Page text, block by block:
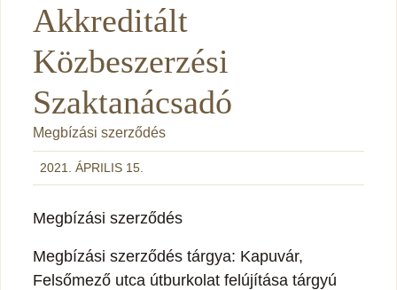
Akkreditált
Közbeszerzési
Szaktanácsadó
Megbízási szerződés
2021. ÁPRILIS 15.
Megbízási szerződés
Megbízási szerződés tárgya: Kapuvár,
Felsőmező utca útburkolat felújítása tárgyú